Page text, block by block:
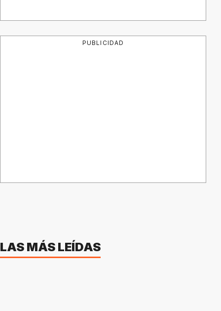
PUBLICIDAD
LAS MÁS LEÍDAS